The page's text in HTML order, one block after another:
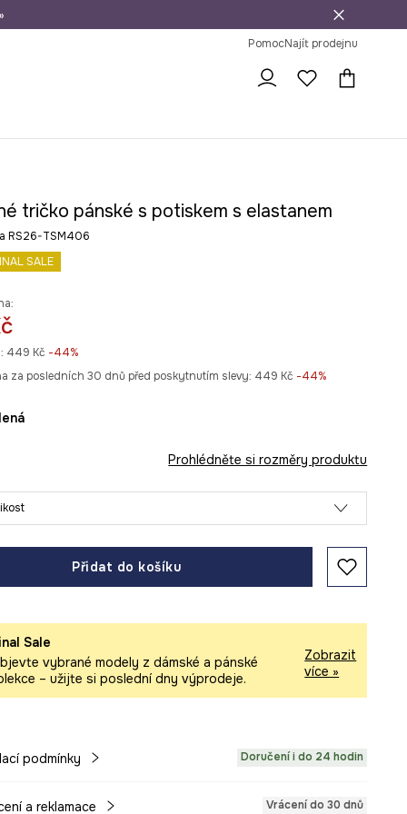
na vrácení zboží
PomocNajít prodejnu
tričko pánské s potiskem s elastanem
RS26-TSM406
SALE
449 Kč -44%
za posledních 30 dnů před poskytnutím slevy: 449 Kč -44%
Prohlédněte si rozměry produktu
Přidat do košíku
Sale
vybrané modely z dámské a pánské
– užijte si poslední dny výprodeje.
Zobrazit
více »
podmínky Doručení i do 24 hodin
a reklamace Vrácení do 30 dnů